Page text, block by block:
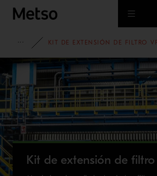
Ir al contenido principal
PORTAFOLIO
KIT DE EXTENSIÓN DE FILTRO
Kit de extensión de filtro